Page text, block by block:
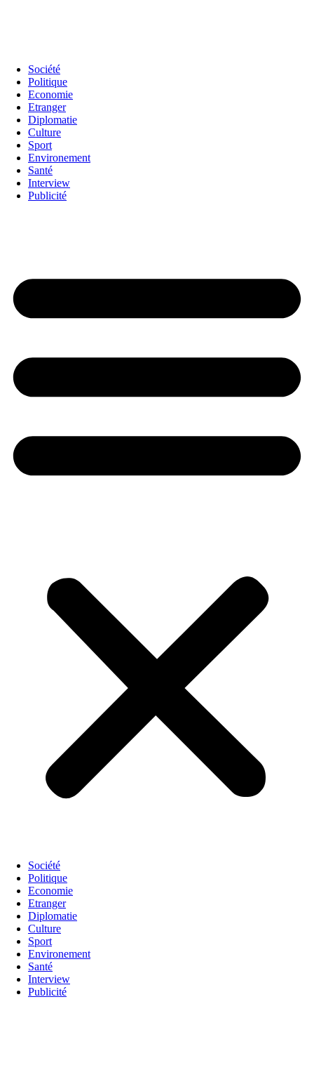
Société
Politique
Economie
Etranger
Diplomatie
Culture
Sport
Environement
Santé
Interview
Publicité
Société
Politique
Economie
Etranger
Diplomatie
Culture
Sport
Environement
Santé
Interview
Publicité